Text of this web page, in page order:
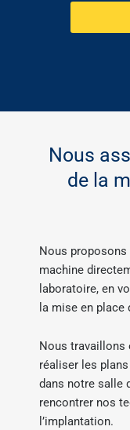
Nous
de la
Nous proposons
machine
laboratoire, en
la mise en
Nous travaillons
réaliser les
dans notre salle
rencontrer nos
l’implantation.